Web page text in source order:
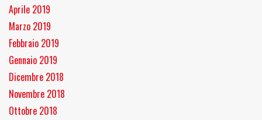
Aprile 2019
Marzo 2019
Febbraio 2019
Gennaio 2019
Dicembre 2018
Novembre 2018
Ottobre 2018